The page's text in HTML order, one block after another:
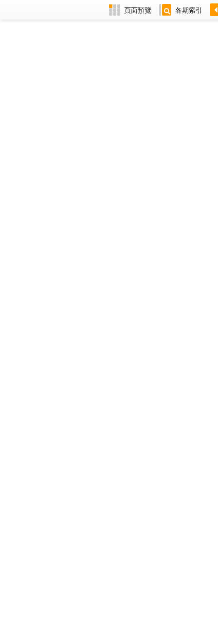
頁面預覽 各期索引